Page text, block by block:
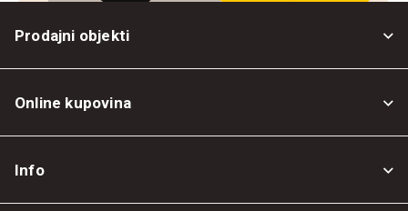
Prodajni objekti
Online kupovina
Info